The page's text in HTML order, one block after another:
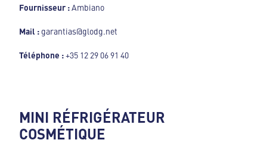
Fournisseur :Ambiano
Mail : garantias@glodg.net
Téléphone :+35 12 29 06 91 40
MINI RÉFRIGÉRATEUR
COSMÉTIQUE